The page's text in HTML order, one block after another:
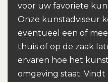
voor uw favoriete
Onze kunstadviseur
eventueel een of
thuis of op de zaak
ervaren hoe het
omgeving staat.